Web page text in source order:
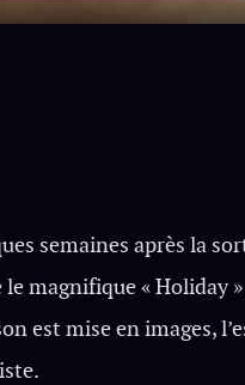
semaines après la
le magnifique « Holiday
est mise en images,